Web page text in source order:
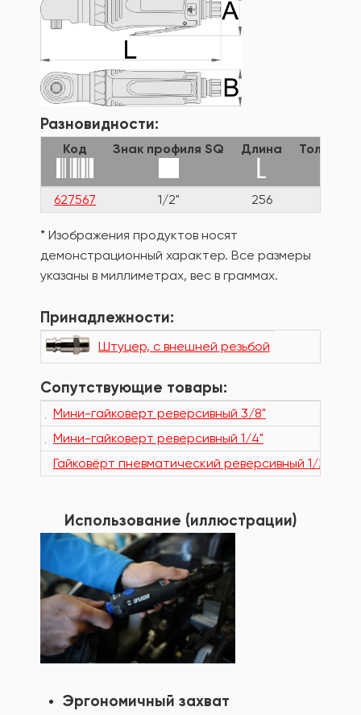
Разновидности:
Код Знак профиля SQ Длина Толщина
627567 1/2" 256
* Изображения продуктов носят
демонстрационный характер. Все размеры
указаны в миллиметрах, вес в граммах.
Принадлежности:
Штуцер, с внешней резьбой
Сопутствующие товары:
Мини-гайковерт реверсивный 3/8"
Мини-гайковерт реверсивный 1/4"
Гайковёрт пневматический реверсивный 1/2"
Использование (иллюстрации)
Эргономичный захват